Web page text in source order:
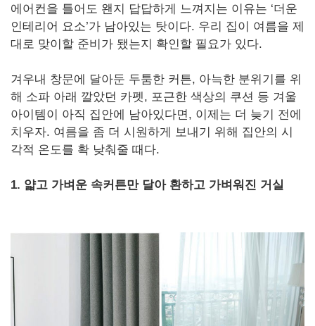
에어컨을 틀어도 왠지 답답하게 느껴지는 이유는 ‘더운
인테리어 요소’가 남아있는 탓이다. 우리 집이 여름을 제
대로 맞이할 준비가 됐는지 확인할 필요가 있다.
겨우내 창문에 달아둔 두툼한 커튼, 아늑한 분위기를 위
해 소파 아래 깔았던 카펫, 포근한 색상의 쿠션 등 겨울
아이템이 아직 집안에 남아있다면, 이제는 더 늦기 전에
치우자. 여름을 좀 더 시원하게 보내기 위해 집안의 시
각적 온도를 확 낮춰줄 때다.
1. 얇고 가벼운 속커튼만 달아 환하고 가벼워진 거실